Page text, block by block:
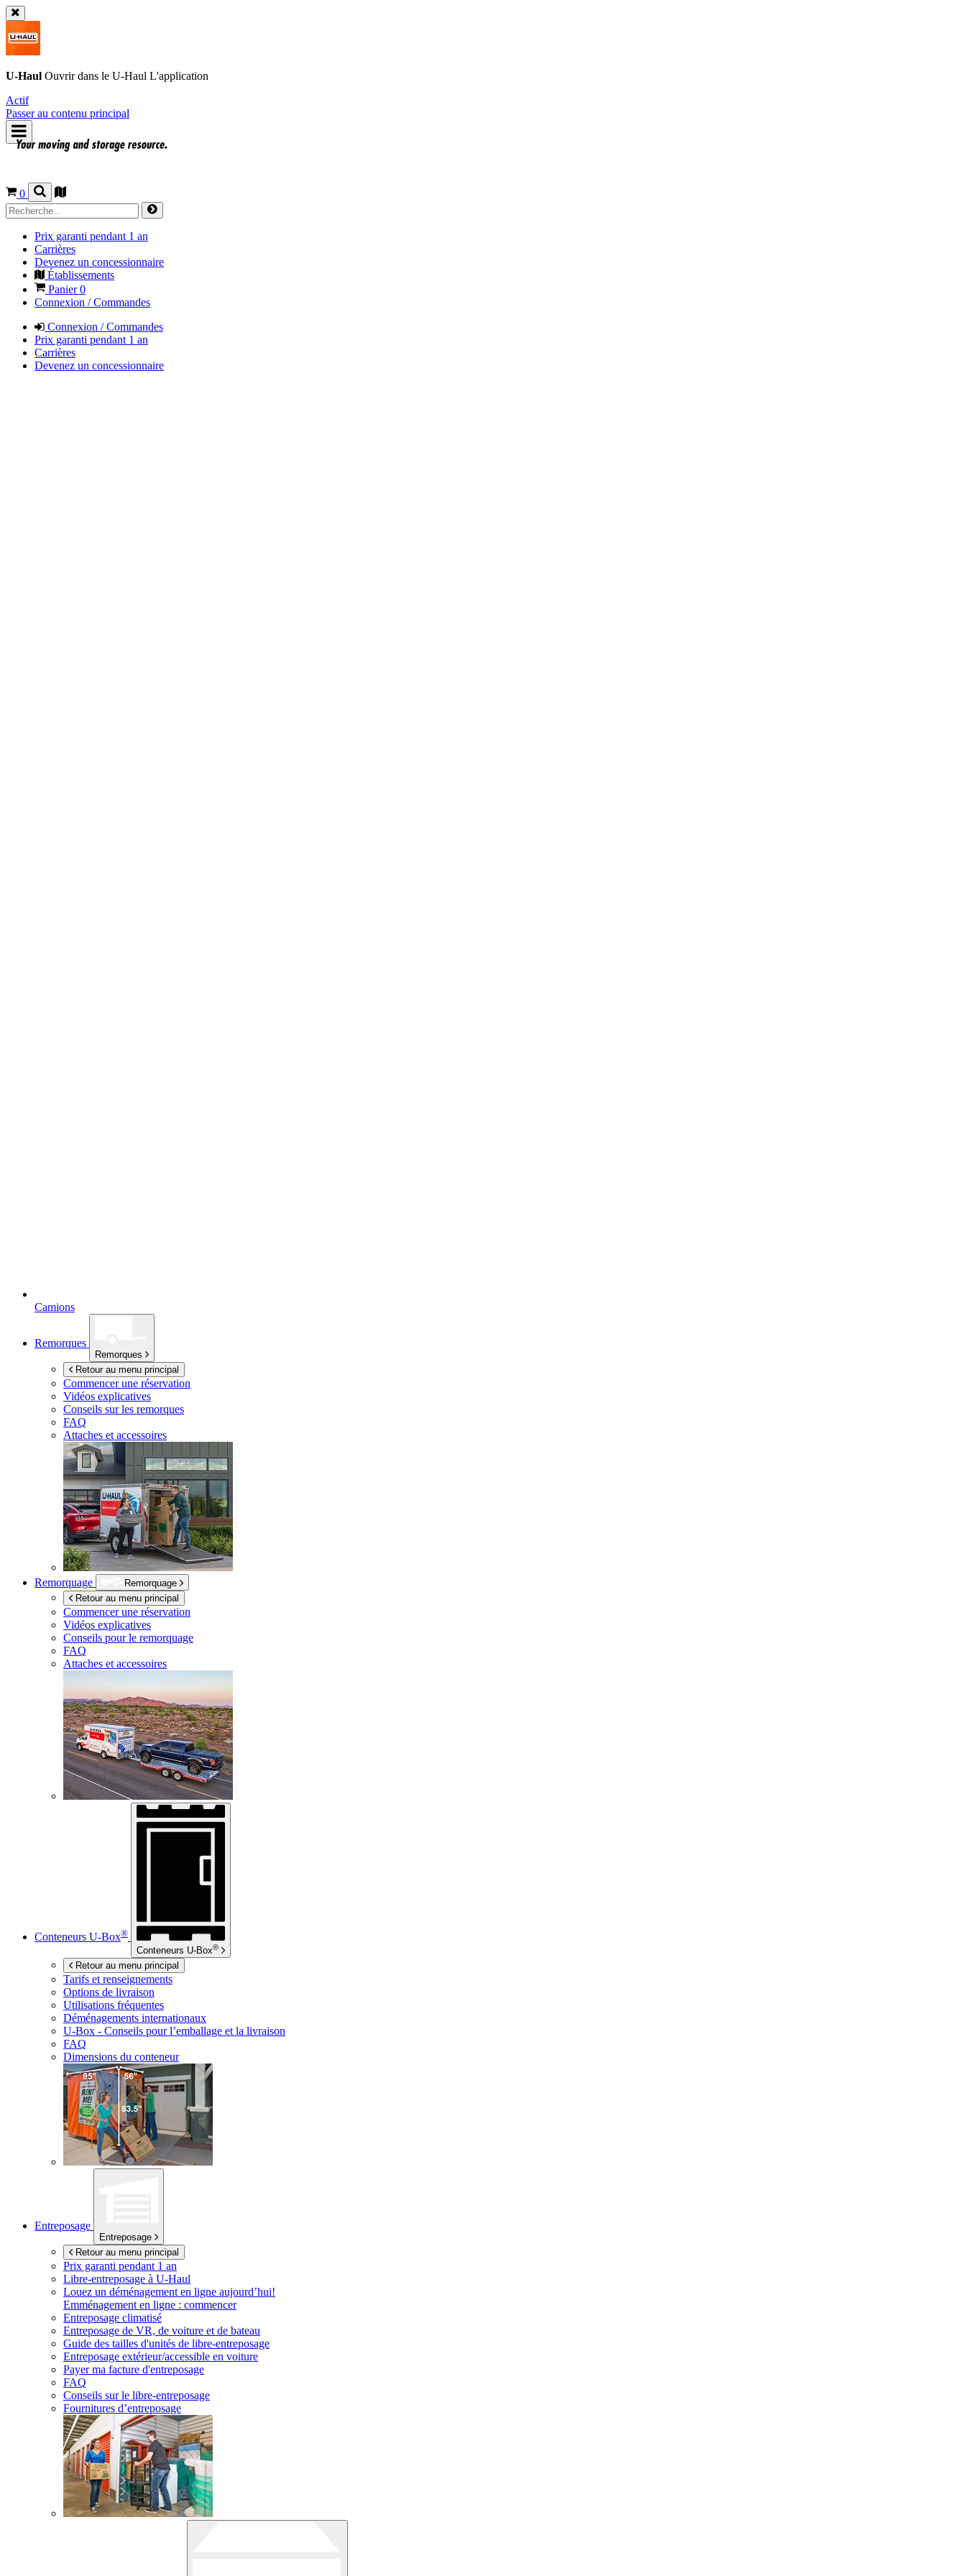
U-Haul Ouvrir dans le U-Haul L'application
Actif
Passer au contenu principal
0
Prix garanti pendant 1 an
Carrières
Devenez un concessionnaire
Établissements
Panier0
Connexion / Commandes
Connexion / Commandes
Prix garanti pendant 1 an
Carrières
Devenez un concessionnaire
Camions
Remorques
Remorques
Retour au menu principal
Commencer une réservation
Vidéos explicatives
Conseils sur les remorques
FAQ
Attaches et accessoires
Remorquage
Remorquage
Retour au menu principal
Commencer une réservation
Vidéos explicatives
Conseils pour le remorquage
FAQ
Attaches et accessoires
Conteneurs U-Box®
Conteneurs U-Box®
Retour au menu principal
Tarifs et renseignements
Options de livraison
Utilisations fréquentes
Déménagements internationaux
U-Box - Conseils pour l’emballage et la livraison
FAQ
Dimensions du conteneur
Entreposage
Entreposage
Retour au menu principal
Prix garanti pendant 1 an
Libre-entreposage à U-Haul
Louez un déménagement en ligne aujourd’hui!
Emménagement en ligne : commencer
Entreposage climatisé
Entreposage de VR, de voiture et de bateau
Guide des tailles d'unités de libre-entreposage
Entreposage extérieur/accessible en voiture
Payer ma facture d'entreposage
FAQ
Conseils sur le libre-entreposage
Fournitures d’entreposage